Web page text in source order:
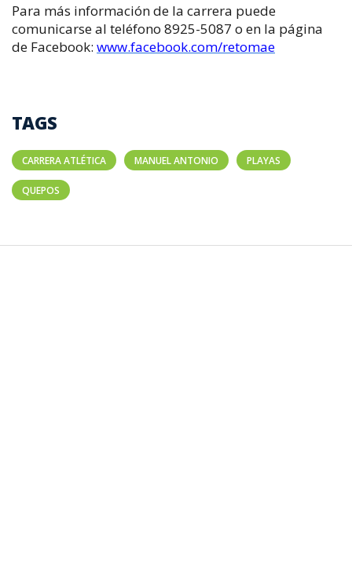
Para más información de la carrera puede
comunicarse al teléfono 8925-5087 o en la página
de Facebook: www.facebook.com/retomae
TAGS
CARRERA ATLÉTICA MANUEL ANTONIO PLAYAS
QUEPOS